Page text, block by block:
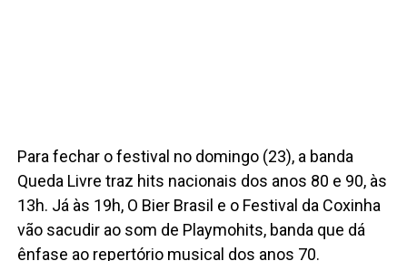
Para fechar o festival no domingo (23), a banda
Queda Livre traz hits nacionais dos anos 80 e 90, às
13h. Já às 19h, O Bier Brasil e o Festival da Coxinha
vão sacudir ao som de Playmohits, banda que dá
ênfase ao repertório musical dos anos 70.